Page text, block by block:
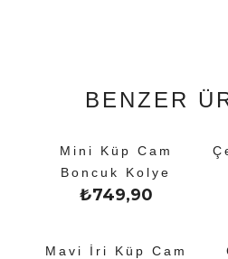
BENZER
Mini Küp Cam
Boncuk Kolye
₺749,90
Mavi İri Küp Cam